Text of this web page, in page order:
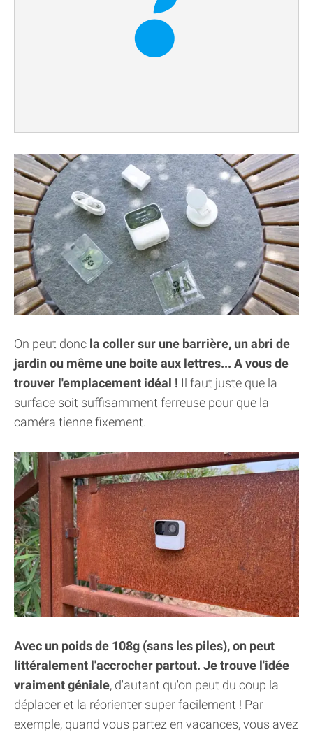
On peut donc la coller sur une barrière, un abri de
jardin ou même une boite aux lettres... A vous de
trouver l'emplacement idéal ! Il faut juste que la
surface soit suffisamment ferreuse pour que la
caméra tienne fixement.
Avec un poids de 108g (sans les piles), on peut
littéralement l'accrocher partout. Je trouve l'idée
vraiment géniale, d'autant qu'on peut du coup la
déplacer et la réorienter super facilement ! Par
exemple, quand vous partez en vacances, vous avez